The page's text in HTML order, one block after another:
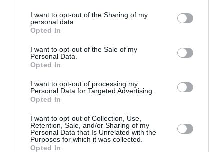
I want to opt-out of the Sharing of my
personal data.
Opted In
I want to opt-out of the Sale of my
Personal Data.
Opted In
I want to opt-out of processing my
Personal Data for Targeted Advertising.
Opted In
I want to opt-out of Collection, Use,
Retention, Sale, and/or Sharing of my
Personal Data that Is Unrelated with the
Purposes for which it was collected.
Opted In
Gli stranieri con il permanente permesso di
confine e liberamente circolare nel paese se in
possesso di un documento attestante di
ciclo completodi vaccinazione contro il COVID-
Se possiedono soltanto una dose di vaccinazione
o un test negativo devono: